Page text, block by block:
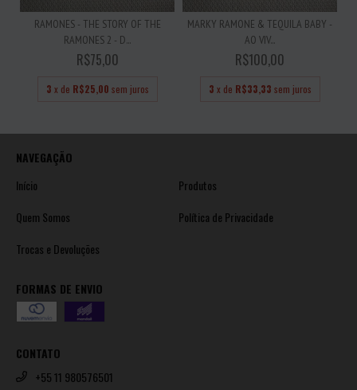
RAMONES - THE STORY OF THE
RAMONES 2 - D...
R$75,00
3 x de R$25,00 sem juros
MARKY RAMONE & TEQUILA BABY -
AO VIV...
R$100,00
3 x de R$33,33 sem juros
NAVEGAÇÃO
Início
Produtos
Quem Somos
Política de Privacidade
Trocas e Devoluções
FORMAS DE ENVIO
CONTATO
+55 11 980576501